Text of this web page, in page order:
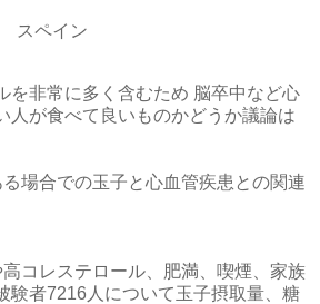
ペイン
を非常に多く含むため 脳卒中など心
人が食べて良いものかどうか議論は
場合での玉子と心血管疾患との関連
コレステロール、肥満、喫煙、家族
験者7216人について玉子摂取量、糖